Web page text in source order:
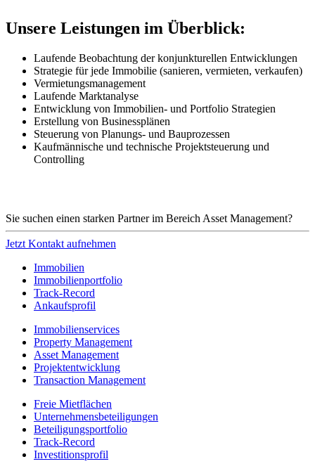
Unsere Leistungen im Überblick:
Laufende Beobachtung der konjunkturellen Entwicklungen
Strategie für jede Immobilie (sanieren, vermieten, verkaufen)
Vermietungsmanagement
Laufende Marktanalyse
Entwicklung von Immobilien- und Portfolio Strategien
Erstellung von Businessplänen
Steuerung von Planungs- und Bauprozessen
Kaufmännische und technische Projektsteuerung und
Controlling
Sie suchen einen starken Partner im Bereich Asset Management?
Jetzt Kontakt aufnehmen
Immobilien
Immobilien­portfolio
Track-Record
Ankaufsprofil
Immobilien­services
Property Management
Asset Management
Projektentwicklung
Transaction Management
Freie Mietflächen
Unternehmens­beteiligungen
Beteiligungs­portfolio
Track-Record
Investitionsprofil